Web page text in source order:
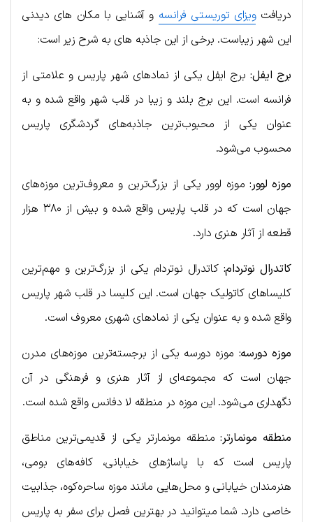
دریافتویزای توریستی فرانسه و آشنایی با مکان های دیدنی
این شهر زیباست. برخی از این جاذبه های به شرح زیر است:
برج ایفل: برج ایفل یکی از نمادهای شهر پاریس و علامتی از
فرانسه است. این برج بلند و زیبا در قلب شهر واقع شده و به
عنوان یکی از محبوب‌ترین جاذبه‌های گردشگری پاریس
محسوب می‌شود.
موزه لوور:موزه لوور یکی از بزرگ‌ترین و معروف‌ترین موزه‌های
جهان است که در قلب پاریس واقع شده و بیش از ۳۸۰ هزار
قطعه از آثار هنری دارد.
کاتدرال نوتردام: کاتدرال نوتردام یکی از بزرگ‌ترین و مهم‌ترین
کلیساهای کاتولیک جهان است. این کلیسا در قلب شهر پاریس
واقع شده و به عنوان یکی از نمادهای شهری معروف است.
موزه دورسه: موزه دورسه یکی از برجسته‌ترین موزه‌های مدرن
جهان است که مجموعه‌ای از آثار هنری و فرهنگی در آن
نگهداری می‌شود. این موزه در منطقه لا دفانس واقع شده است.
منطقه مونمارتر:منطقه مونمارتر یکی از قدیمی‌ترین مناطق
پاریس است که با پاساژهای خیابانی، کافه‌های بومی،
هنرمندان خیابانی و محل‌هایی مانند موزه ساحره‌کوه، جذابیت
خاصی دارد. شما میتوانید در بهترین فصل برای سفر به پاریس